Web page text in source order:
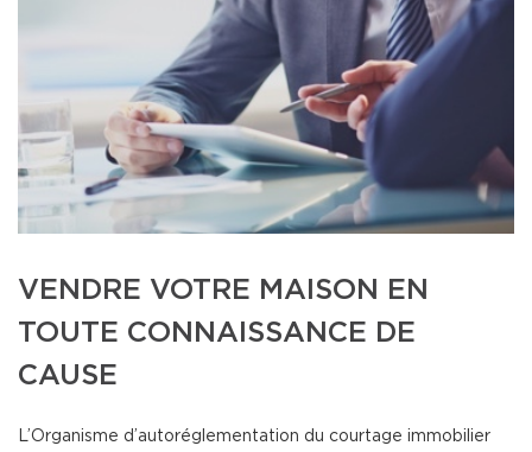
VENDRE VOTRE MAISON EN
TOUTE CONNAISSANCE DE
CAUSE
L’Organisme d’autoréglementation du courtage immobilier